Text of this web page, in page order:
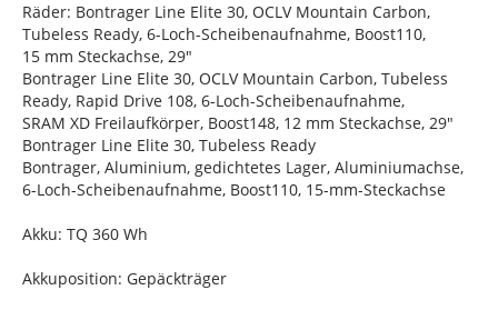
Räder: Bontrager Line Elite 30, OCLV Mountain Carbon,
Tubeless Ready, 6-Loch-Scheibenaufnahme, Boost110,
15 mm Steckachse, 29"
Bontrager Line Elite 30, OCLV Mountain Carbon, Tubeless
Ready, Rapid Drive 108, 6-Loch-Scheibenaufnahme,
SRAM XD Freilaufkörper, Boost148, 12 mm Steckachse, 29"
Bontrager Line Elite 30, Tubeless Ready
Bontrager, Aluminium, gedichtetes Lager, Aluminiumachse,
6-Loch-Scheibenaufnahme, Boost110, 15-mm-Steckachse
Akku: TQ 360 Wh
Akkuposition: Gepäckträger